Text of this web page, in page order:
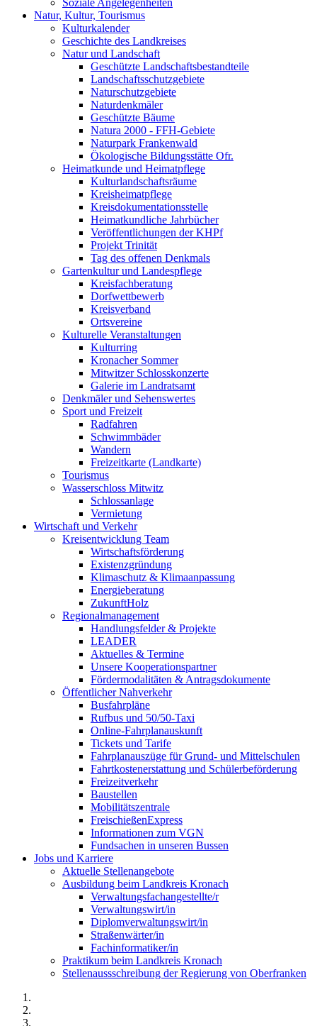
Soziale Angelegenheiten
Natur, Kultur, Tourismus
Kulturkalender
Geschichte des Landkreises
Natur und Landschaft
Geschützte Landschaftsbestandteile
Landschaftsschutzgebiete
Naturschutzgebiete
Naturdenkmäler
Geschützte Bäume
Natura 2000 - FFH-Gebiete
Naturpark Frankenwald
Ökologische Bildungsstätte Ofr.
Heimatkunde und Heimatpflege
Kulturlandschaftsräume
Kreisheimatpflege
Kreisdokumentationsstelle
Heimatkundliche Jahrbücher
Veröffentlichungen der KHPf
Projekt Trinität
Tag des offenen Denkmals
Gartenkultur und Landespflege
Kreisfachberatung
Dorfwettbewerb
Kreisverband
Ortsvereine
Kulturelle Veranstaltungen
Kulturring
Kronacher Sommer
Mitwitzer Schlosskonzerte
Galerie im Landratsamt
Denkmäler und Sehenswertes
Sport und Freizeit
Radfahren
Schwimmbäder
Wandern
Freizeitkarte (Landkarte)
Tourismus
Wasserschloss Mitwitz
Schlossanlage
Vermietung
Wirtschaft und Verkehr
Kreisentwicklung Team
Wirtschaftsförderung
Existenzgründung
Klimaschutz & Klimaanpassung
Energieberatung
ZukunftHolz
Regionalmanagement
Handlungsfelder & Projekte
LEADER
Aktuelles & Termine
Unsere Kooperationspartner
Fördermodalitäten & Antragsdokumente
Öffentlicher Nahverkehr
Busfahrpläne
Rufbus und 50/50-Taxi
Online-Fahrplanauskunft
Tickets und Tarife
Fahrplanauszüge für Grund- und Mittelschulen
Fahrtkostenerstattung und Schülerbeförderung
Freizeitverkehr
Baustellen
Mobilitätszentrale
FreischießenExpress
Informationen zum VGN
Fundsachen in unseren Bussen
Jobs und Karriere
Aktuelle Stellenangebote
Ausbildung beim Landkreis Kronach
Verwaltungsfachangestellte/r
Verwaltungswirt/in
Diplomverwaltungswirt/in
Straßenwärter/in
Fachinformatiker/in
Praktikum beim Landkreis Kronach
Stellenaussschreibung der Regierung von Oberfranken